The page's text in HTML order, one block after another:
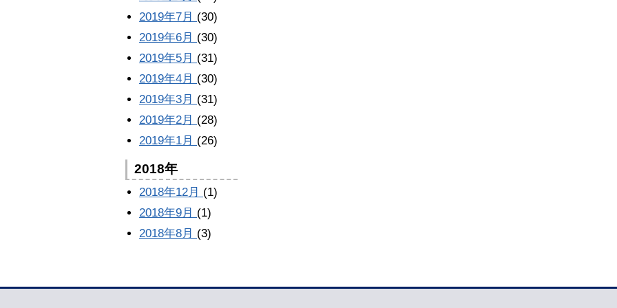
2019年7月 (30)
2019年6月 (30)
2019年5月 (31)
2019年4月 (30)
2019年3月 (31)
2019年2月 (28)
2019年1月 (26)
2018年
2018年12月 (1)
2018年9月 (1)
2018年8月 (3)